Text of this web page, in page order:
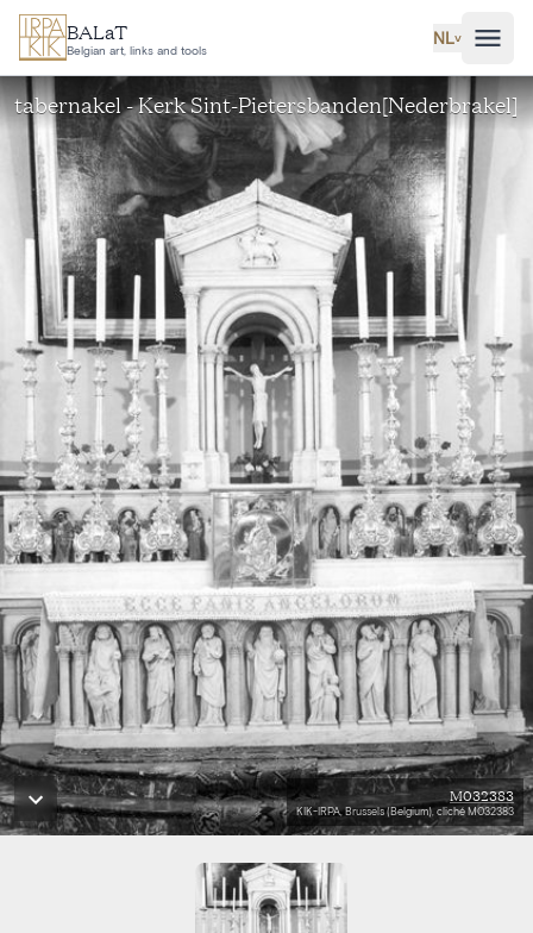
Ga naar hoofdinhoud
BALaT
Belgian art, links and tools
NL˅
tabernakel - Kerk Sint-Pietersbanden[Nederbrakel]
M032383
KIK-IRPA, Brussels (Belgium), cliché M032383